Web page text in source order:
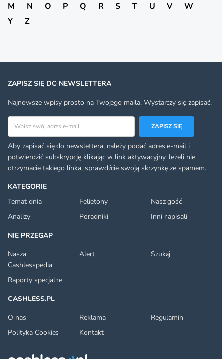
M
N O P Q R S T U V
W
Y
Z
KATEGORIE
Temat dnia
Felietony
Nasz gość
Analizy
Poradniki
Inni napisali
NIE PRZEGAP
Nasza
Cashlesspedia
Alert Szukaj
Raporty specjalne
CASHLESS.PL
O nas
Reklama
Regulamin
Polityka Cookies
Kontakt
ZAPISZ SIĘ DO NEWSLETTERA
Najnowsze wpisy prosto na Twojego maila. Wystarczy się zapisać.
ZAPISZ SIĘ
Aby zapisać się do newslettera, należy podać adres e-mail i
potwierdzić subskrypcję klikając w link aktywacyjny. Jeżeli nie
otrzymacie takiego linka, sprawdźcie swoją skrzynkę ze spamem.